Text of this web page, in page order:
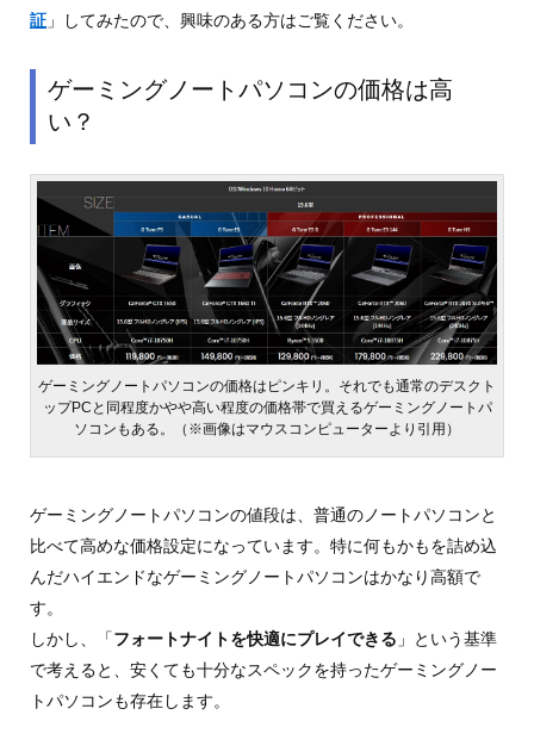
証」してみたので、興味のある方はご覧ください。
ゲーミングノートパソコンの価格は高
い？
ゲーミングノートパソコンの価格はピンキリ。それでも通常のデスクト
ップPCと同程度かやや高い程度の価格帯で買えるゲーミングノートパ
ソコンもある。（※画像はマウスコンピューターより引用）
ゲーミングノートパソコンの値段は、普通のノートパソコンと
比べて高めな価格設定になっています。特に何もかもを詰め込
んだハイエンドなゲーミングノートパソコンはかなり高額で
す。
しかし、「フォートナイトを快適にプレイできる 」という基準
で考えると、安くても十分なスペックを持ったゲーミングノー
トパソコンも存在します。